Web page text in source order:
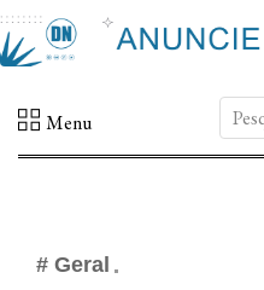
Menu
# Geral